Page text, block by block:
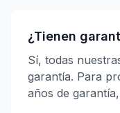
¿Tienen
Sí, todas
garantía. Para
años de